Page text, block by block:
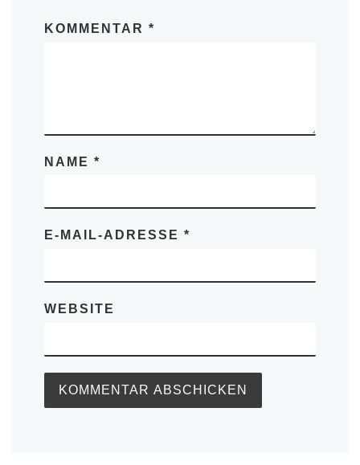
KOMMENTAR *
NAME *
E-MAIL-ADRESSE *
WEBSITE